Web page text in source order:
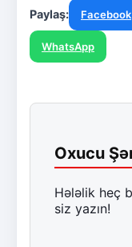
Paylaş: Facebook
WhatsApp
Oxucu
Hələlik heç
siz yazın!